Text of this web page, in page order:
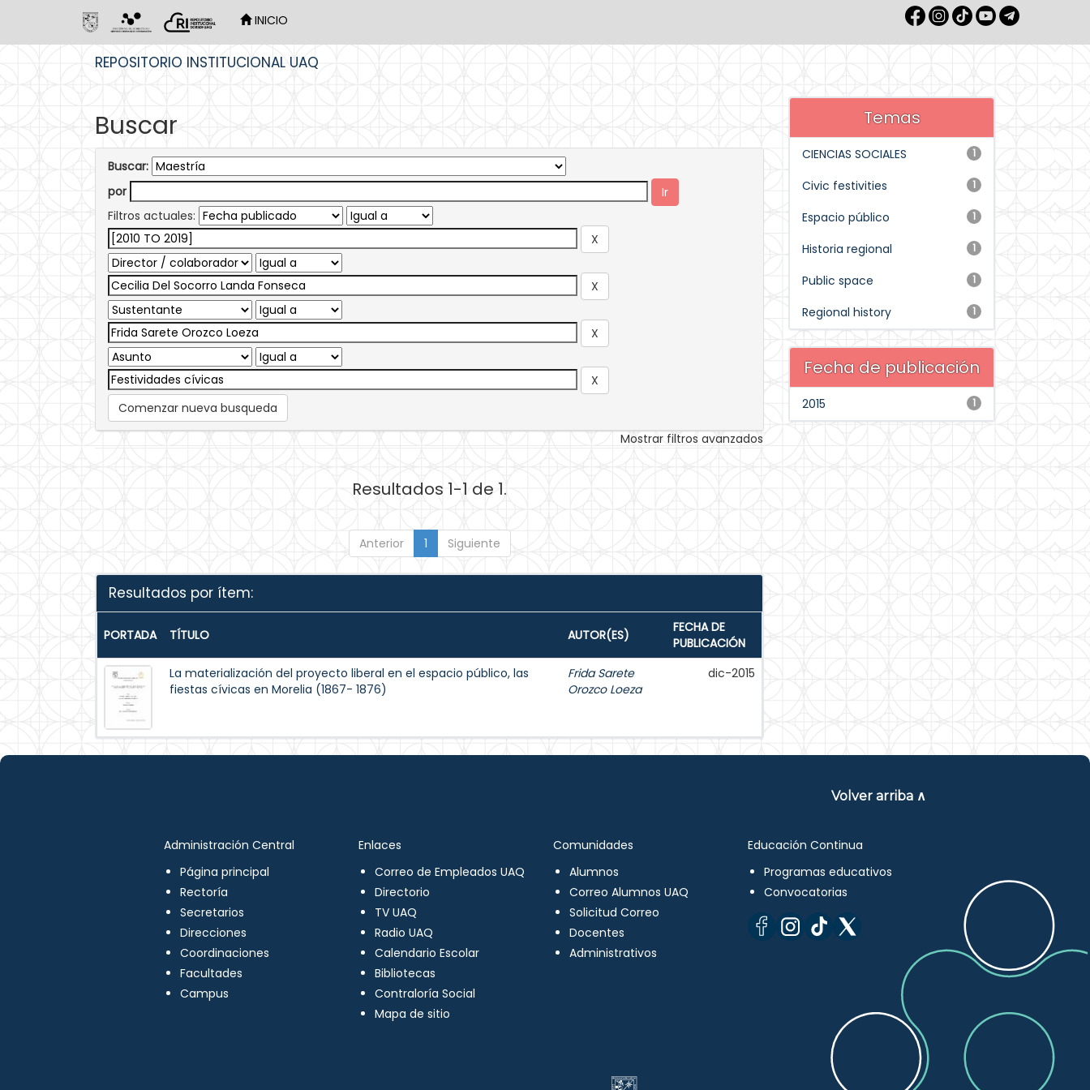
INICIO
REPOSITORIO INSTITUCIONAL UAQ
Buscar
Buscar:
por
Filtros actuales:
Comenzar nueva busqueda
Mostrar filtros avanzados
Resultados 1-1 de 1.
Anterior 1 Siguiente
Resultados por ítem:
PORTADA TÍTULO AUTOR(ES)
FECHA DE
PUBLICACIÓN
La materialización del proyecto liberal en el espacio público, las
fiestas cívicas en Morelia (1867- 1876)
Frida Sarete
Orozco Loeza
dic-2015
Temas
1
CIENCIAS SOCIALES
1
Civic festivities
1
Espacio público
1
Historia regional
1
Public space
1
Regional history
Fecha de publicación
1
2015
Volver arriba ∧
Administración Central
Página principal
Rectoría
Secretarios
Direcciones
Coordinaciones
Facultades
Campus
Enlaces
Correo de Empleados UAQ
Directorio
TV UAQ
Radio UAQ
Calendario Escolar
Bibliotecas
Contraloría Social
Mapa de sitio
Comunidades
Alumnos
Correo Alumnos UAQ
Solicitud Correo
Docentes
Administrativos
Educación Continua
Programas educativos
Convocatorias